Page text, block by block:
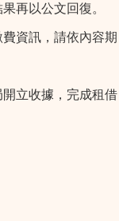
再以公文回復。
資訊，請依內容期
立收據，完成租借